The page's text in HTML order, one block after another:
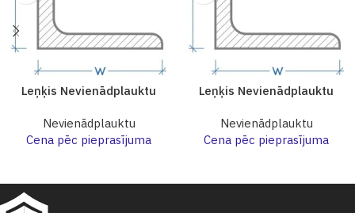
Leņķis Nevienādplauktu
Nevienādplauktu
Cena pēc pieprasījuma
Leņķis Nevienādplauktu
Nevienādplauktu
Cena pēc pieprasījuma